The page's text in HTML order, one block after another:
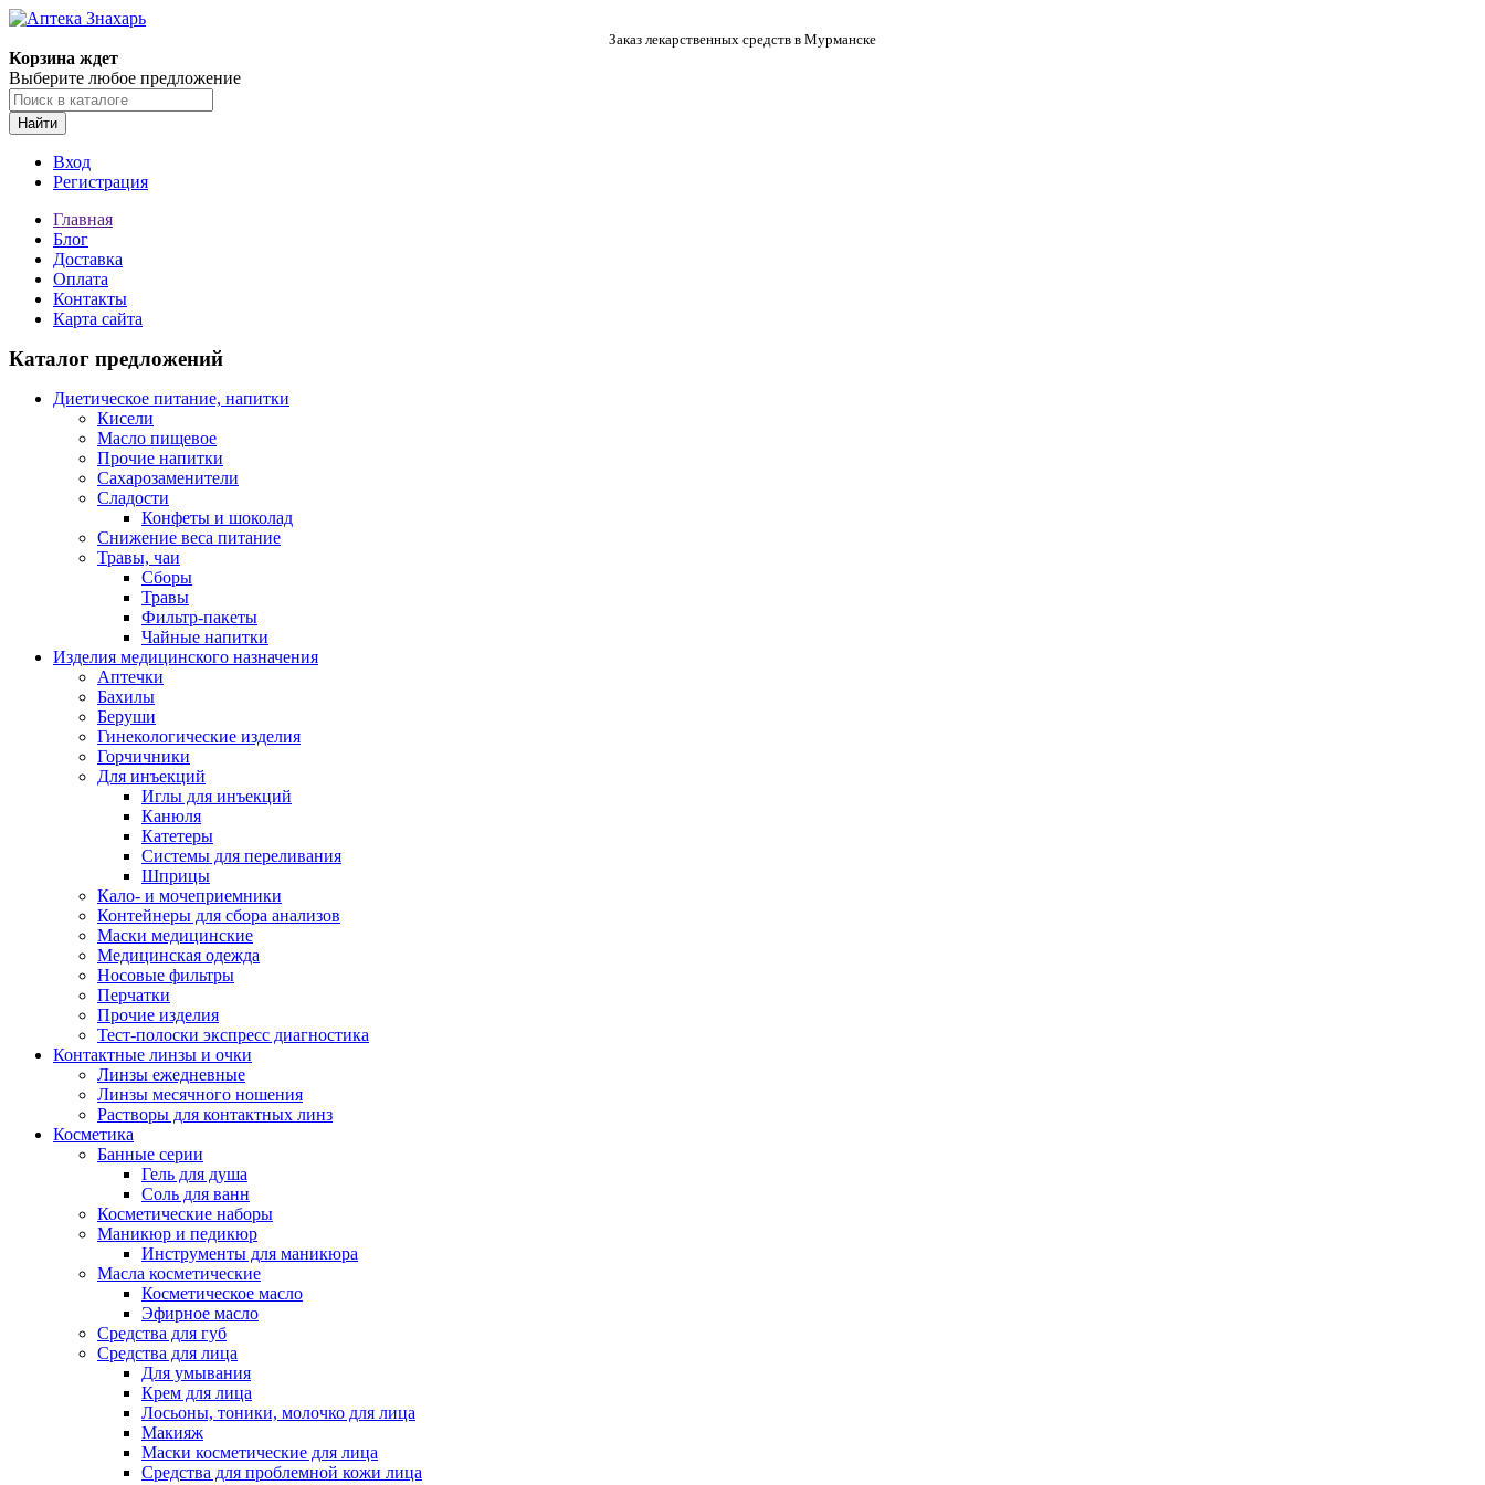
Заказ лекарственных средств в Мурманске
Корзина ждет
Выберите любое предложение
Найти
Вход
Регистрация
Главная
Блог
Доставка
Оплата
Контакты
Карта сайта
Каталог предложений
Диетическое питание, напитки
Кисели
Масло пищевое
Прочие напитки
Сахарозаменители
Сладости
Конфеты и шоколад
Снижение веса питание
Травы, чаи
Сборы
Травы
Фильтр-пакеты
Чайные напитки
Изделия медицинского назначения
Аптечки
Бахилы
Беруши
Гинекологические изделия
Горчичники
Для инъекций
Иглы для инъекций
Канюля
Катетеры
Системы для переливания
Шприцы
Кало- и мочеприемники
Контейнеры для сбора анализов
Маски медицинские
Медицинская одежда
Носовые фильтры
Перчатки
Прочие изделия
Тест-полоски экспресс диагностика
Контактные линзы и очки
Линзы ежедневные
Линзы месячного ношения
Растворы для контактных линз
Косметика
Банные серии
Гель для душа
Соль для ванн
Косметические наборы
Маникюр и педикюр
Инструменты для маникюра
Масла косметические
Косметическое масло
Эфирное масло
Средства для губ
Средства для лица
Для умывания
Крем для лица
Лосьоны, тоники, молочко для лица
Макияж
Маски косметические для лица
Средства для проблемной кожи лица